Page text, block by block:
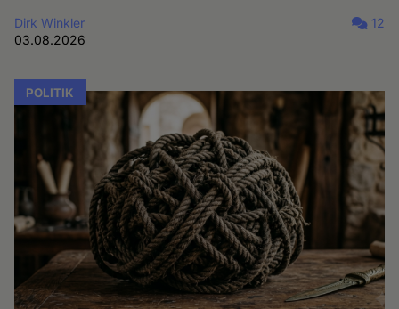
Dirk Winkler
03.08.2026
12
POLITIK